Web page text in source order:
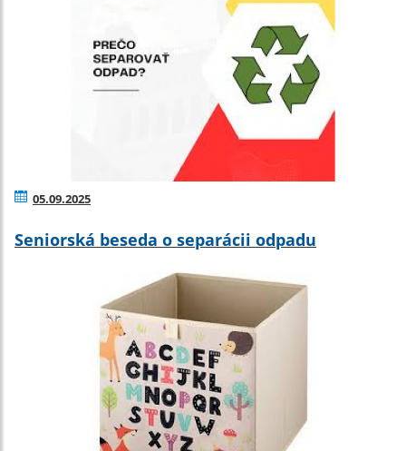
05.09.2025
Seniorská beseda o separácii odpadu